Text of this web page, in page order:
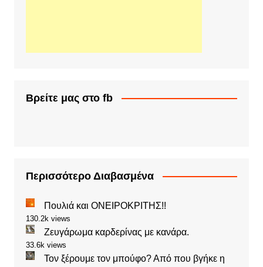
Βρείτε μας στο fb
Περισσότερο Διαβασμένα
Πουλιά και ΟΝΕΙΡΟΚΡΙΤΗΣ!!
130.2k views
Ζευγάρωμα καρδερίνας με κανάρα.
33.6k views
Τον ξέρουμε τον μπούφο? Από που βγήκε η